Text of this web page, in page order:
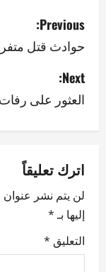
P
o
s
t
n
a
v
i
g
Previous:
حوادث قتل
Next:
العثور على
اترك تعليقاً
لن يتم نشر عنوان
إليها بـ*
التعليق *